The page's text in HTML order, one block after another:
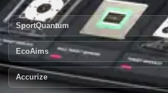
SportQuantum
EcoAims
Accurize